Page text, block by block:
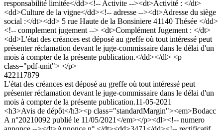
responsabilité limitée</dd><!-- Activite --><dt>Activité : </dt>
<dd>Culture de la vigne</dd><!-- adresse --><dt>Adresse du siège
social :</dt><dd> 5 rue Haute de la Bonsiniere 41140 Thésée </dd>
<!-- complement jugement --> <dt>Complément Jugement : </dt>
<dd>L'état des créances est déposé au greffe où tout intéressé peut
présenter réclamation devant le juge-commissaire dans le délai d'un
mois à compter de la présente publication.</dd></dl> <p
class="pdf-unit"> </p>
422117879
L'état des créances est déposé au greffe où tout intéressé peut
présenter réclamation devant le juge-commissaire dans le délai d'un
mois à compter de la présente publication.11-05-2021
<h3>Avis de dépôt</h3><p class="standardMargin"><em>Bodacc
A n°20210092 publié le 11/05/2021</em></p><dl><!-- numero